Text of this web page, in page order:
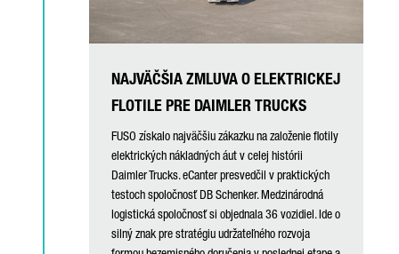
NAJVÄČŠIA ZMLUVA O ELEKTRICKEJ
FLOTILE PRE DAIMLER TRUCKS
FUSO získalo najväčšiu zákazku na založenie flotily
elektrických nákladných áut v celej histórii
Daimler Trucks. eCanter presvedčil v praktických
testoch spoločnosť DB Schenker. Medzinárodná
logistická spoločnosť si objednala 36 vozidiel. Ide o
silný znak pre stratégiu udržateľného rozvoja